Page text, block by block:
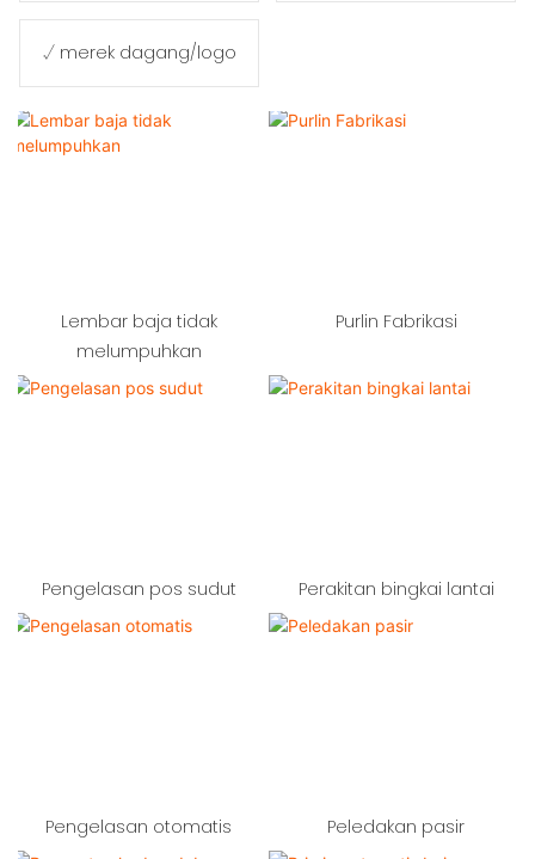
√ merek dagang/logo
Lembar baja tidak
melumpuhkan
Purlin Fabrikasi
Pengelasan pos sudut Perakitan bingkai lantai
Pengelasan otomatis Peledakan pasir